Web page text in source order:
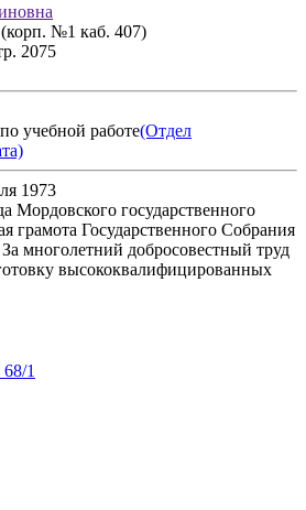
(корп. №1 каб. 407)
2075
учебной работе(Отдел
1973
Мордовского государственного
грамота Государственного Собрания
многолетний добросовестный труд
высококвалифицированных
1